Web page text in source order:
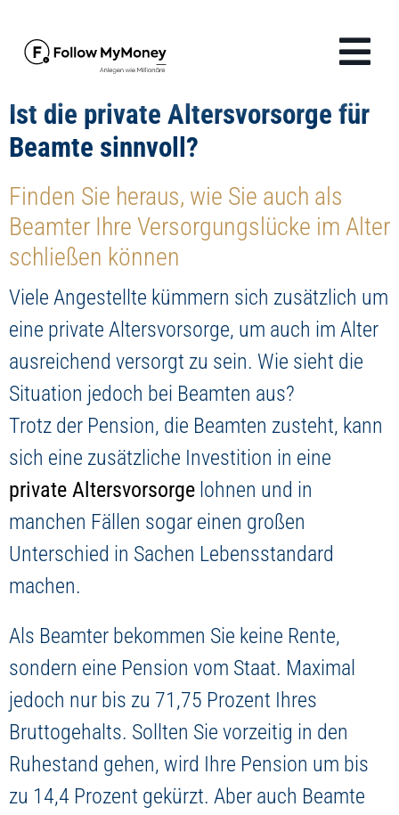
Inhalt
Produkte
Finanzwissen
Unternehmen
Anmelden
Jetzt Depot eröffnen
Ist die private Altersvorsorge für
Beamte sinnvoll?
Finden Sie heraus, wie Sie auch als
Beamter Ihre Versorgungslücke im Alter
schließen können
Viele Angestellte kümmern sich zusätzlich um
eine private Altersvorsorge, um auch im Alter
ausreichend versorgt zu sein. Wie sieht die
Situation jedoch bei Beamten aus?
Trotz der Pension, die Beamten zusteht, kann
sich eine zusätzliche Investition in eine
private Altersvorsorgelohnen und in
manchen Fällen sogar einen großen
Unterschied in Sachen Lebensstandard
machen.
Als Beamter bekommen Sie keine Rente,
sondern eine Pension vom Staat. Maximal
jedoch nur bis zu 71,75 Prozent Ihres
Bruttogehalts. Sollten Sie vorzeitig in den
Ruhestand gehen, wird Ihre Pension um bis
zu 14,4 Prozent gekürzt. Aber auch Beamte